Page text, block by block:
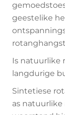
geestelike
Is natuurlike
langdurige
Sintetiese
as